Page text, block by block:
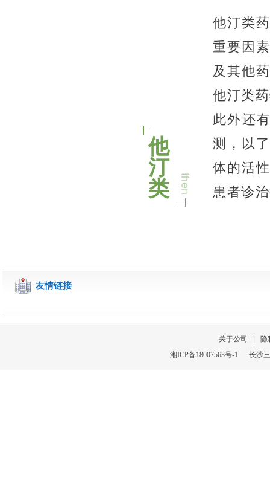
他
汀
类 then
他汀类
重要因
及其他
他汀类
此外还
测，以
体的活
患者诊
友情链接
关于公司
隐
湘ICP备18007563号-1 长沙三